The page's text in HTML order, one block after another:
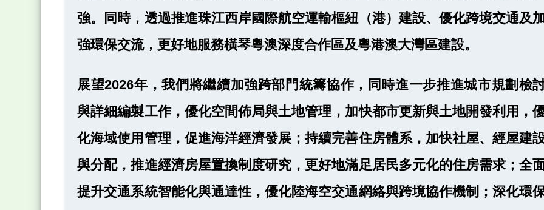
強。同時，透過推進珠江西岸國際航空運輸樞紐（港）建設、優化跨境交通及
強環保交流，更好地服務橫琴粵澳深度合作區及粵港澳大灣區建設。
展望2026年，我們將繼續加強跨部門統籌協作，同時進一步推進城市規劃檢
與詳細編製工作，優化空間佈局與土地管理，加快都市更新與土地開發利用，
化海域使用管理，促進海洋經濟發展；持續完善住房體系，加快社屋、經屋建
與分配，推進經濟房屋置換制度研究，更好地滿足居民多元化的住房需求；全
提升交通系統智能化與通達性，優化陸海空交通網絡與跨境協作機制；深化環